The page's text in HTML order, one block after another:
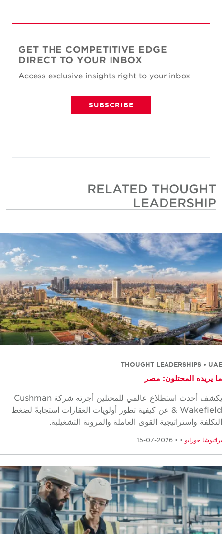
GET THE COMPETITIVE EDGE
DIRECT TO YOUR INBOX
Access exclusive insights right to your inbox
SUBSCRIBE
RELATED THOUGHT
LEADERSHIP
THOUGHT LEADERSHIPS •
يريده المحتلون: مصر
يكشف أحدث استطلاع عالمي للمحتلين أجرته شركة Cushman
& Wakefield عن كيفية تطور أولويات العقارات استجابةً لضغط
واستراتيجية القوى العاملة والمرونة التشغيلية.
جورابو•
• 2026-07-15